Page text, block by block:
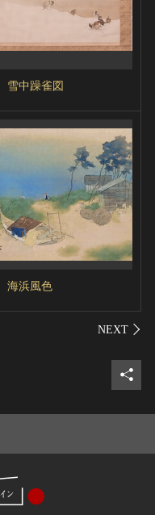
雪中躁雀図
海浜風色
シェ